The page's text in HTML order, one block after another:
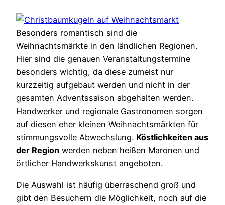
Besonders romantisch sind die
Weihnachtsmärkte in den ländlichen Regionen.
Hier sind die genauen Veranstaltungstermine
besonders wichtig, da diese zumeist nur
kurzzeitig aufgebaut werden und nicht in der
gesamten Adventssaison abgehalten werden.
Handwerker und regionale Gastronomen sorgen
auf diesen eher kleinen Weihnachtsmärkten für
stimmungsvolle Abwechslung. Köstlichkeiten aus
der Region werden neben heißen Maronen und
örtlicher Handwerkskunst angeboten.
Die Auswahl ist häufig überraschend groß und
gibt den Besuchern die Möglichkeit, noch auf die